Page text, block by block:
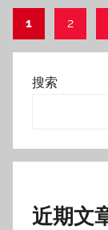
文
章
分
1 2
搜索
近期文